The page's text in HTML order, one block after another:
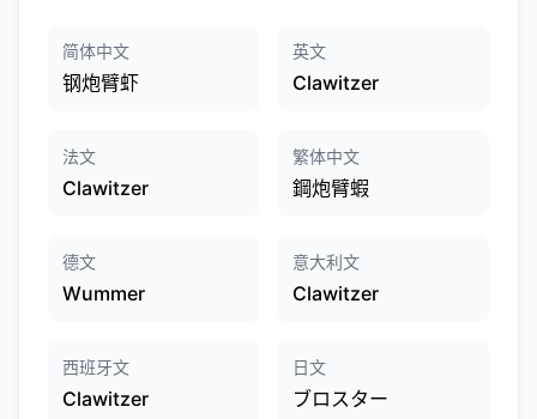
简体中文
钢炮臂虾
英文
Clawitzer
法文
Clawitzer
繁体中文
鋼炮臂蝦
德文
Wummer
意大利文
Clawitzer
西班牙文
Clawitzer
日文
ブロスター